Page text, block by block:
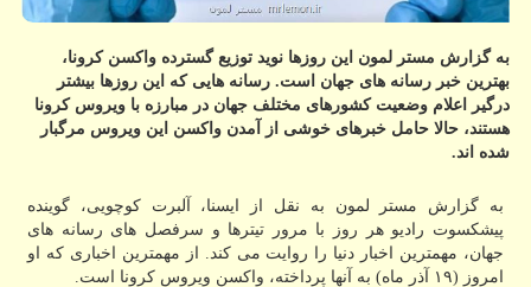
به گزارش مستر لمون این روزها نوید توزیع گسترده واکسن کرونا،
بهترین خبر رسانه های جهان است. رسانه هایی که این روزها بیشتر
درگیر اعلام وضعیت کشورهای مختلف جهان در مبارزه با ویروس کرونا
هستند، حالا حامل خبرهای خوشی از آمدن واکسن این ویروس مرگبار
شده اند.
به گزارش مستر لمون به نقل از ایسنا، آلبرت کوچویی، گوینده
پیشکسوت رادیو هر روز با مرور تیترها و سرفصل های رسانه های
جهان، مهمترین اخبار دنیا را روایت می کند. از مهمترین اخباری که او
امروز (۱۹ آذر ماه) به آنها پرداخته، واکسن ویروس کرونا است.